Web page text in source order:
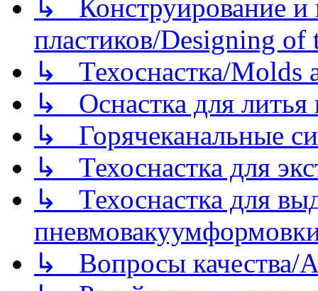
↳ Конструирование и
пластиков/Designing of
↳ Техоснастка/Molds
↳ Оснастка для литья
↳ Горячеканальные
↳ Техоснастка для
↳ Техоснастка для
↳ Вопросы качества/